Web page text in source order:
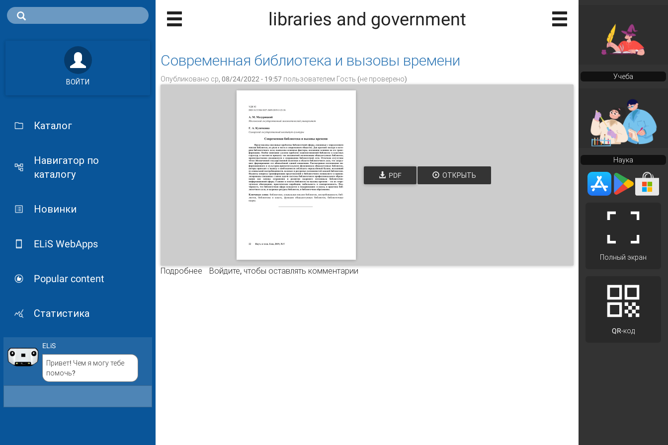
ВОЙТИ
Каталог
Навигатор по
каталогу
Новинки
ELiS WebApps
Popular content
Статистика
ELiS
Привет! Чем я могу тебе
помочь?
libraries and government
Современная библиотека и вызовы времени
Опубликовано ср, 08/24/2022 - 19:57 пользователем Гость (не проверено)
PDF ОТКРЫТЬ
Подробнее о Современная библиотека и вызовы времени
Войдите, чтобы оставлять комментарии
Учеба
Наука
Полный экран
QR-код